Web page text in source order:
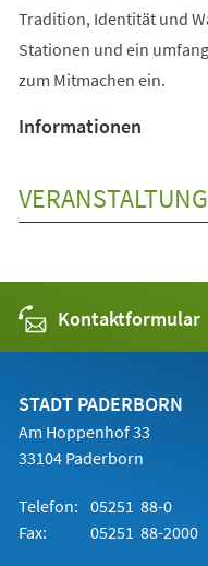
Tradition, Identität und
Stationen und ein
zum Mitmachen ein.
Informationen
Kontaktformular
STADT PADERBORN
Am Hoppenhof 33
33104 Paderborn
Telefon: 05251 88-0
Fax:
05251 88-2000